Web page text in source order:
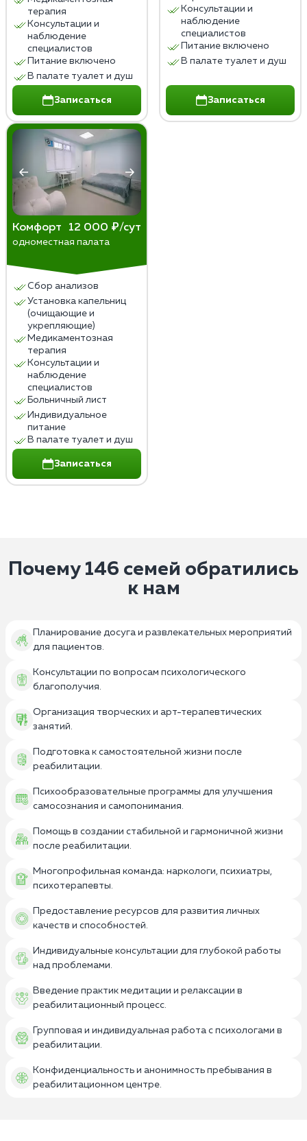
терапия
Консультации и
наблюдение
специалистов
Питание включено
В палате туалет и душ
Записаться
Консультации и
наблюдение
специалистов
Питание включено
В палате туалет и душ
Записаться
Комфорт 12 000 ₽/сут
одноместная палата
Сбор анализов
Установка капельниц
(очищающие и
укрепляющие)
Медикаментозная
терапия
Консультации и
наблюдение
специалистов
Больничный лист
Индивидуальное
питание
В палате туалет и душ
Записаться
Почему 146 семей обратились
к нам
Планирование досуга и развлекательных мероприятий
для пациентов.
Консультации по вопросам психологического
благополучия.
Организация творческих и арт-терапевтических
занятий.
Подготовка к самостоятельной жизни после
реабилитации.
Психообразовательные программы для улучшения
самосознания и самопонимания.
Помощь в создании стабильной и гармоничной жизни
после реабилитации.
Многопрофильная команда: наркологи, психиатры,
психотерапевты.
Предоставление ресурсов для развития личных
качеств и способностей.
Индивидуальные консультации для глубокой работы
над проблемами.
Введение практик медитации и релаксации в
реабилитационный процесс.
Групповая и индивидуальная работа с психологами в
реабилитации.
Конфиденциальность и анонимность пребывания в
реабилитационном центре.